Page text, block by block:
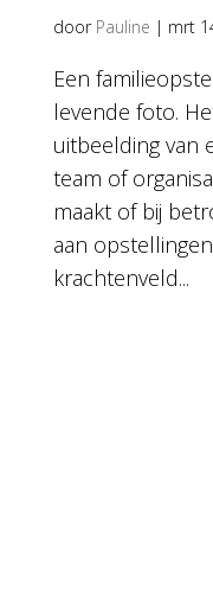
door Pauline | mrt
Een
levende foto.
uitbeelding van
team of
maakt of bij
aan
krachtenveld...